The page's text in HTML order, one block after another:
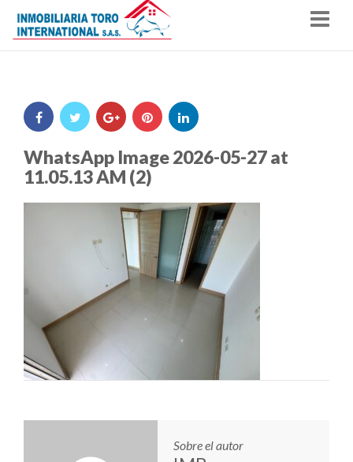
WhatsApp Image 2026-05-27 at
11.05.13 AM (2)
Sobre el autor